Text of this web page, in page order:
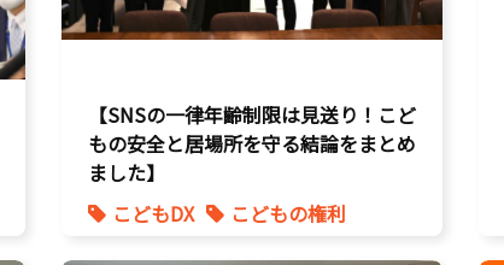
【SNSの一律年齢制限は見送り！こど
もの安全と居場所を守る結論をまとめ
ました】
こどもDX
こどもの権利